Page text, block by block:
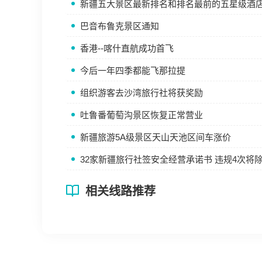
新疆五大景区最新排名和排名最前的五星级酒
巴音布鲁克景区通知
香港--喀什直航成功首飞
今后一年四季都能飞那拉提
组织游客去沙湾旅行社将获奖励
吐鲁番葡萄沟景区恢复正常营业
新疆旅游5A级景区天山天池区间车涨价
32家新疆旅行社签安全经营承诺书 违规4次将
相关线路推荐